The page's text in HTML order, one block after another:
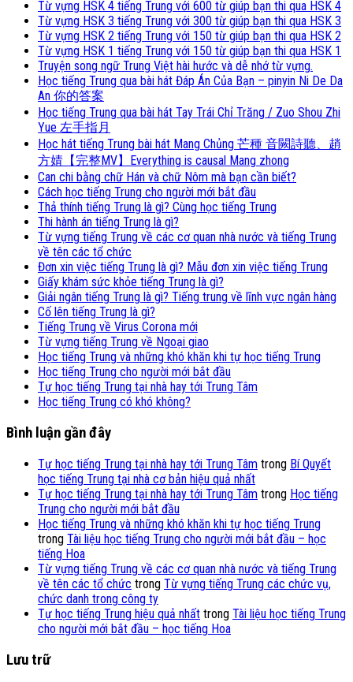
Từ vựng HSK 4 tiếng Trung với 600 từ giúp bạn thi qua HSK 4
Từ vựng HSK 3 tiếng Trung với 300 từ giúp bạn thi qua HSK 3
Từ vựng HSK 2 tiếng Trung với 150 từ giúp bạn thi qua HSK 2
Từ vựng HSK 1 tiếng Trung với 150 từ giúp bạn thi qua HSK 1
Truyện song ngữ Trung Việt hài hước và dễ nhớ từ vựng.
Học tiếng Trung qua bài hát Đáp Án Của Bạn – pinyin Ni De Da
An 你的答案
Học tiếng Trung qua bài hát Tay Trái Chỉ Trăng / Zuo Shou Zhi
Yue 左手指月
Học hát tiếng Trung bài hát Mang Chủng 芒種 音闕詩聽、趙
方婧【完整MV】Everything is causal Mang zhong
Can chi bằng chữ Hán và chữ Nôm mà bạn cần biết?
Cách học tiếng Trung cho người mới bắt đầu
Thả thính tiếng Trung là gì? Cùng học tiếng Trung
Thi hành án tiếng Trung là gì?
Từ vựng tiếng Trung về các cơ quan nhà nước và tiếng Trung
về tên các tổ chức
Đơn xin việc tiếng Trung là gì? Mẫu đơn xin việc tiếng Trung
Giấy khám sức khỏe tiếng Trung là gì?
Giải ngân tiếng Trung là gì? Tiếng trung về lĩnh vực ngân hàng
Cố lên tiếng Trung là gì?
Tiếng Trung về Virus Corona mới
Từ vựng tiếng Trung về Ngoại giao
Học tiếng Trung và những khó khăn khi tự học tiếng Trung
Học tiếng Trung cho người mới bắt đầu
Tự học tiếng Trung tại nhà hay tới Trung Tâm
Học tiếng Trung có khó không?
Bình luận gần đây
Tự học tiếng Trung tại nhà hay tới Trung Tâm trong Bí Quyết
học tiếng Trung tại nhà cơ bản hiệu quả nhất
Tự học tiếng Trung tại nhà hay tới Trung Tâm trong Học tiếng
Trung cho người mới bắt đầu
Học tiếng Trung và những khó khăn khi tự học tiếng Trung
trong Tài liệu học tiếng Trung cho người mới bắt đầu – học
tiếng Hoa
Từ vựng tiếng Trung về các cơ quan nhà nước và tiếng Trung
về tên các tổ chức trong Từ vựng tiếng Trung các chức vụ,
chức danh trong công ty
Tự học tiếng Trung hiệu quả nhất trong Tài liệu học tiếng Trung
cho người mới bắt đầu – học tiếng Hoa
Lưu trữ